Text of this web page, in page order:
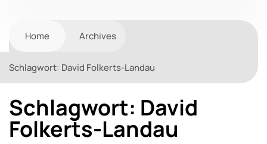
Home Archives
Schlagwort: David Folkerts-Landau
Schlagwort: David
Folkerts-Landau